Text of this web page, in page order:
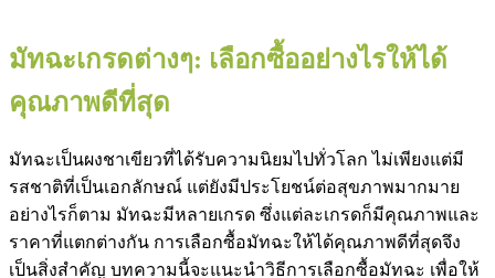
มัทฉะเกรดต่างๆ: เลือกซื้ออย่างไรให้ได้
คุณภาพดีที่สุด
มัทฉะเป็นผงชาเขียวที่ได้รับความนิยมไปทั่วโลก ไม่เพียงแต่มี
รสชาติที่เป็นเอกลักษณ์ แต่ยังมีประโยชน์ต่อสุขภาพมากมาย
อย่างไรก็ตาม มัทฉะมีหลายเกรด ซึ่งแต่ละเกรดก็มีคุณภาพและ
ราคาที่แตกต่างกัน การเลือกซื้อมัทฉะให้ได้คุณภาพดีที่สุดจึง
เป็นสิ่งสำคัญ บทความนี้จะแนะนำวิธีการเลือกซื้อมัทฉะ เพื่อให้